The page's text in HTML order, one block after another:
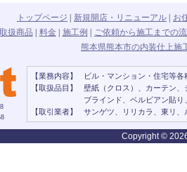
トップページ 新規開店・リニューアル
お
取扱商品
料金 施工例
ご依頼から施工までの
熊本県熊本市の内装仕上施
【業務内容】
ビル・マンション・住宅等
【取扱品目】
壁紙（クロス）、カーテン
ブラインド、ベルビアン貼り
【取引業者】
サンゲツ、リリカラ、東リ
Copyright ©